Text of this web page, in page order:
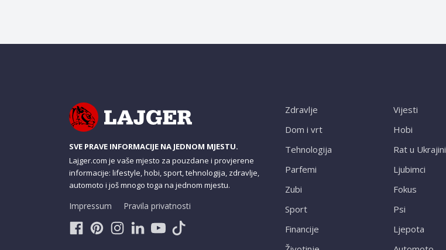
SVE PRAVE INFORMACIJE NA JEDNOM MJESTU.
Lajger.com je vaše mjesto za pouzdane i provjerene
informacije: lifestyle, hobi, sport, tehnologija, zdravlje,
automoto i još mnogo toga na jednom mjestu.
Impressum Pravila privatnosti
Zdravlje
Dom i vrt
Tehnologija
Parfemi
Zubi
Sport
Financije
Vijesti
Hobi
Rat u Ukrajini
Ljubimci
Fokus
Psi
Ljepota